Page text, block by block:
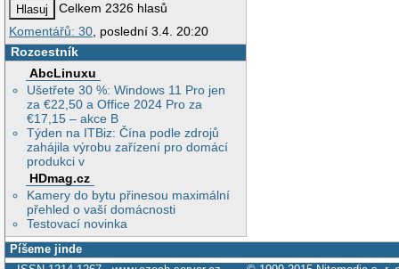
Celkem 2326 hlasů
Komentářů: 30 , poslední 3.4. 20:20
Rozcestník
AbcLinuxu
Ušetřete 30 %: Windows 11 Pro jen
za €22,50 a Office 2024 Pro za
€17,15 – akce B
Týden na ITBiz: Čína podle zdrojů
zahájila výrobu zařízení pro domácí
produkci v
HDmag.cz
Kamery do bytu přinesou maximální
přehled o vaší domácnosti
Testovací novinka
Píšeme jinde